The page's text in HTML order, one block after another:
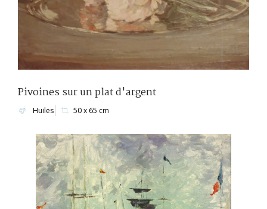
Pivoines sur un plat d'argent
Huiles 50 x 65 cm